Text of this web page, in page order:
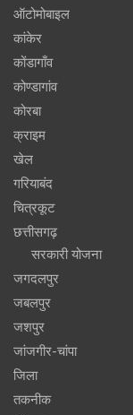
ऑटोमोबाइल
कांकेर
कोंडागाँव
कोण्डागांव
कोरबा
क्राइम
खेल
गरियाबंद
चित्रकूट
छत्तीसगढ़
सरकारी योजना
जगदलपुर
जबलपुर
जशपुर
जांजगीर-चांपा
जिला
तकनीक